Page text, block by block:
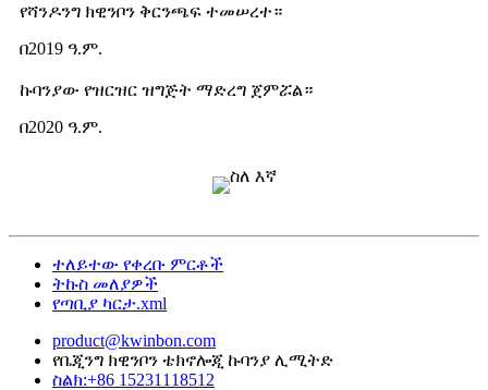
የሻንዶንግ ክዊንቦን ቅርንጫፍ ተመሠረተ።
በ2019 ዓ.ም.
ኩባንያው የዝርዝር ዝግጅት ማድረግ ጀምሯል።
በ2020 ዓ.ም.
ተለይተው የቀረቡ ምርቶች
ትኩስ መለያዎች
የጣቢያ ካርታ.xml
product@kwinbon.com
የቤጂንግ ክዊንቦን ቴክኖሎጂ ኩባንያ ሊሚትድ
ስልክ:+86 15231118512